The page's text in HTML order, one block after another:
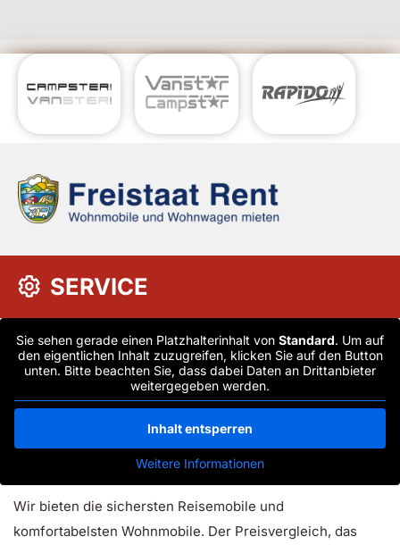
SERVICE
Sie sehen gerade einen Platzhalterinhalt von Standard. Um auf
den eigentlichen Inhalt zuzugreifen, klicken Sie auf den Button
unten. Bitte beachten Sie, dass dabei Daten an Drittanbieter
weitergegeben werden.
Inhalt entsperren
Weitere Informationen
Wir bieten die sichersten Reisemobile und
komfortabelsten Wohnmobile. Der Preisvergleich, das